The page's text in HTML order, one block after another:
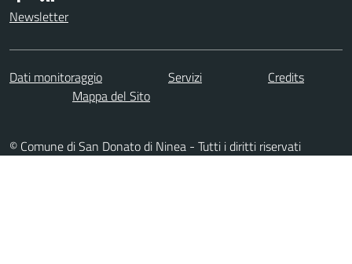
Newsletter
Dati monitoraggio Servizi
Credits
Mappa del Sito
© Comune di San Donato di Ninea - Tutti i diritti riservati